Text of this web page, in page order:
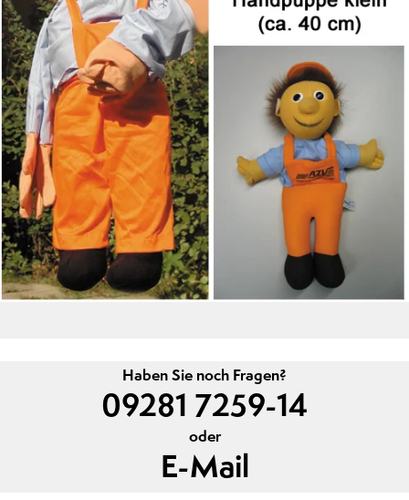
Haben Sie noch Fragen?
09281 7259-14
oder
E-Mail